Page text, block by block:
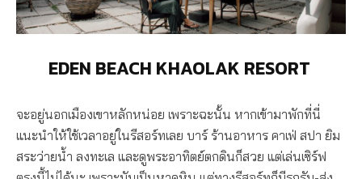
EDEN BEACH KHAOLAK RESORT
จะอยู่นอกเมืองเขาหลักหน่อย เพราะฉะนั้น หากเข้ามาพักที่นี่
แนะนำให้ใช้เวลาอยู่ในรีสอร์ทเลย บาร์ ร้านอาหาร คาเฟ่ สปา ยิม
สระว่ายน้ำ ลงทะเล และดูพระอาทิตย์ตกดินก็สวย แต่เล่นเซิร์ฟ